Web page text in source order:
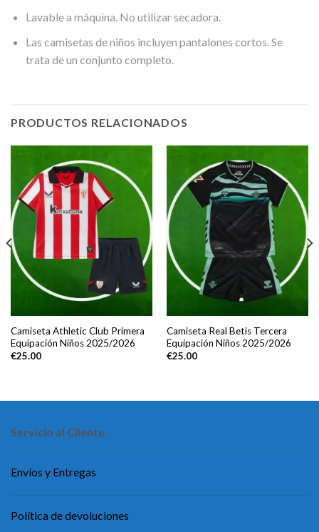
Lavable a máquina. No utilizar secadora.
Las camisetas de niños incluyen pantalones cortos. Se
trata de un conjunto completo.
PRODUCTOS RELACIONADOS
Camiseta Athletic Club Primera
Equipación Niños 2025/2026
€25.00
Camiseta Real Betis Tercera
Equipación Niños 2025/2026
€25.00
Servicio al Cliente
Envíos y Entregas
Política de devoluciones